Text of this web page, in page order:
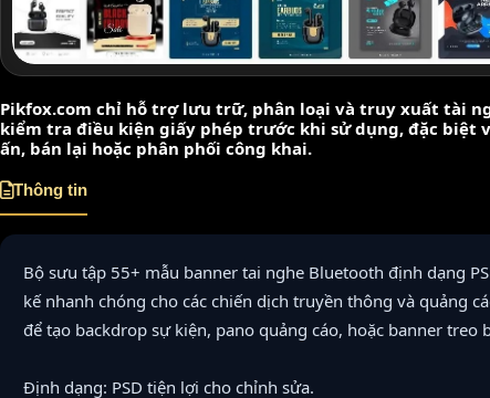
Pikfox.com chỉ hỗ trợ lưu trữ, phân loại và truy xuất tài
kiểm tra điều kiện giấy phép trước khi sử dụng, đặc biệt
ấn, bán lại hoặc phân phối công khai.
Thông tin
Bộ sưu tập 55+ mẫu banner tai nghe Bluetooth định dạng
kế nhanh chóng cho các chiến dịch truyền thông và quảng
để tạo backdrop sự kiện, pano quảng cáo, hoặc banner treo
Định dạng: PSD tiện lợi cho chỉnh sửa.